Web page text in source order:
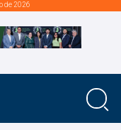
de 2026